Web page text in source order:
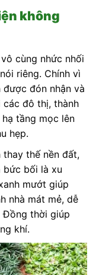
không
cùng nhức nhối
riêng. Chính vì
được đón nhận và
đô thị, thành
tầng mọc lên
hẹp.
thế nền đất,
bức bối là xu
mướt giúp
nhà mát mẻ, dễ
Đồng thời giúp
khí.